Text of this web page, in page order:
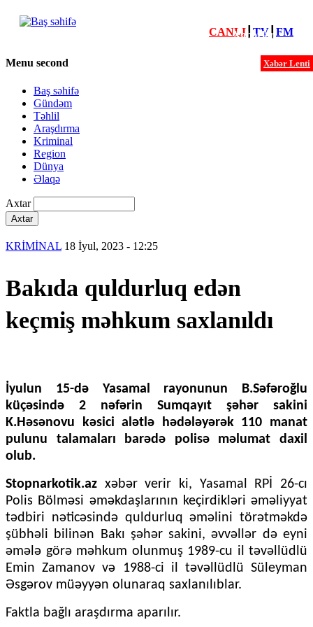
Xəbərlər
Xəbər Lenti
CANLI┃ TV┃ FM
Menu second
Baş səhifə
Gündəm
Təhlil
Araşdırma
Kriminal
Region
Dünya
Əlaqə
Axtar
KRİMİNAL 18 İyul, 2023 - 12:25
Bakıda quldurluq edən
keçmiş məhkum saxlanıldı
İyulun 15-də Yasamal rayonunun B.Səfəroğlu
küçəsində 2 nəfərin Sumqayıt şəhər sakini
K.Həsənovu kəsici alətlə hədələyərək 110 manat
pulunu talamaları barədə polisə məlumat daxil
olub.
Stopnarkotik.az xəbər verir ki, Yasamal RPİ 26-cı
Polis Bölməsi əməkdaşlarının keçirdikləri əməliyyat
tədbiri nəticəsində quldurluq əməlini törətməkdə
şübhəli bilinən Bakı şəhər sakini, əvvəllər də eyni
əmələ görə məhkum olunmuş 1989-cu il təvəllüdlü
Emin Zamanov və 1988-ci il təvəllüdlü Süleyman
Əsgərov müəyyən olunaraq saxlanılıblar.
Faktla bağlı araşdırma aparılır.